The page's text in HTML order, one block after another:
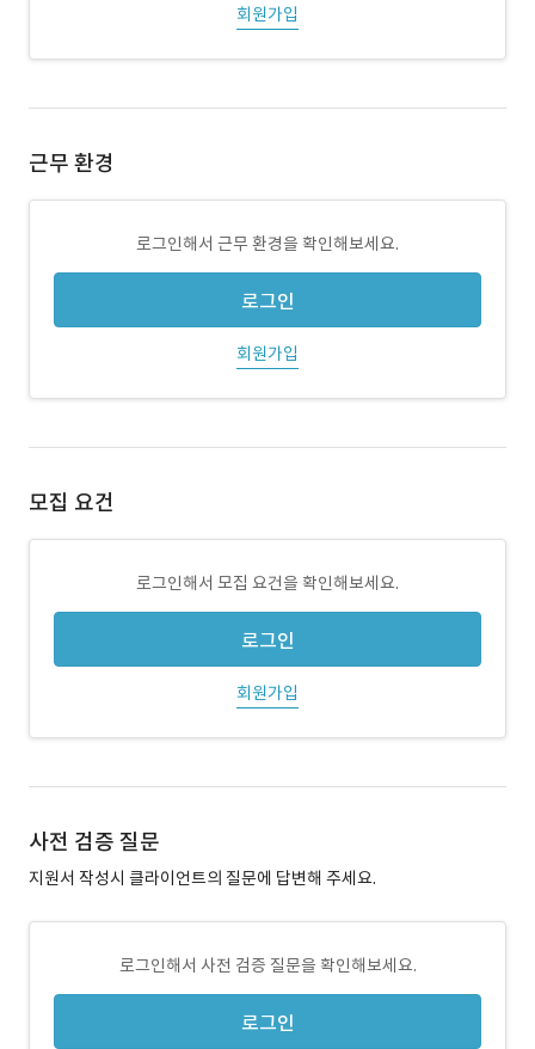
회원가입
근무 환경
로그인해서 근무 환경을 확인해보세요.
로그인
회원가입
모집 요건
로그인해서 모집 요건을 확인해보세요.
로그인
회원가입
사전 검증 질문
지원서 작성시 클라이언트의 질문에 답변해 주세요.
로그인해서 사전 검증 질문을 확인해보세요.
로그인